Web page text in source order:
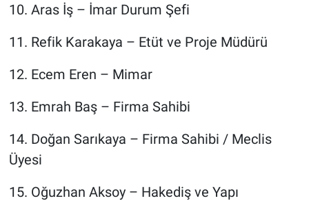
10.⁠ ⁠Aras İş – İmar Durum Şefi
11.⁠ ⁠Refik Karakaya – Etüt ve Proje Müdürü
12.⁠ ⁠Ecem Eren – Mimar
13.⁠ ⁠Emrah Baş – Firma Sahibi
14.⁠ ⁠Doğan Sarıkaya – Firma Sahibi / Meclis
Üyesi
15.⁠ ⁠Oğuzhan Aksoy – Hakediş ve Yapı